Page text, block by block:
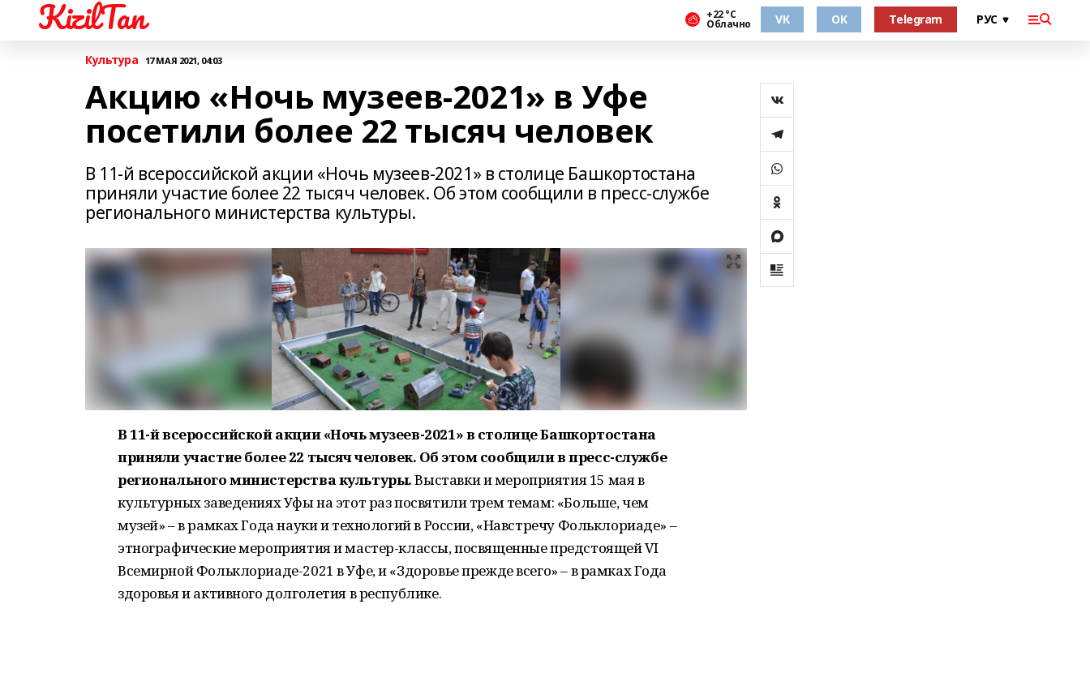
KizilTan +22 °С
Облачно VK OK Telegram
Культура 17 МАЯ 2021, 04:03
Акцию «Ночь музеев-2021» в Уфе
посетили более 22 тысяч человек
В 11-й всероссийской акции «Ночь музеев-2021» в столице Башкортостана
приняли участие более 22 тысяч человек. Об этом сообщили в пресс-службе
регионального министерства культуры.
В 11-й всероссийской акции «Ночь музеев-2021» в столице Башкортостана
приняли участие более 22 тысяч человек. Об этом сообщили в пресс-службе
регионального министерства культуры.Выставки и мероприятия 15 мая в
культурных заведениях Уфы на этот раз посвятили трем темам: «Больше, чем
музей» – в рамках Года науки и технологий в России, «Навстречу Фольклориаде» –
этнографические мероприятия и мастер-классы, посвященные предстоящей VI
Всемирной Фольклориаде-2021 в Уфе, и «Здоровье прежде всего» – в рамках Года
здоровья и активного долголетия в республике.